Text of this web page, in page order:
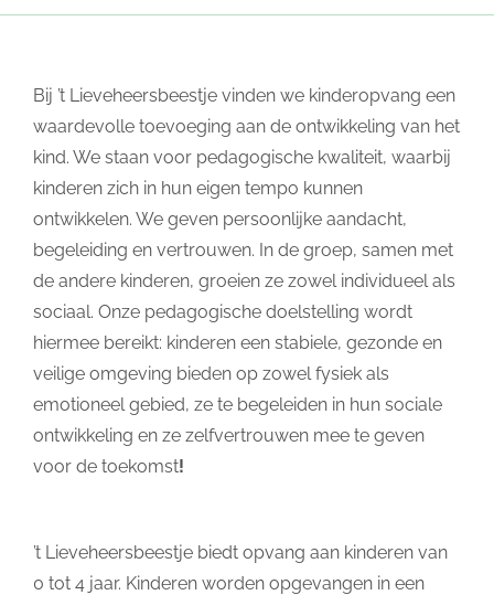
Bij ’t Lieveheersbeestje vinden we kinderopvang een
waardevolle toevoeging aan de ontwikkeling van het
kind. We staan voor pedagogische kwaliteit, waarbij
kinderen zich in hun eigen tempo kunnen
ontwikkelen. We geven persoonlijke aandacht,
begeleiding en vertrouwen. In de groep, samen met
de andere kinderen, groeien ze zowel individueel als
sociaal. Onze pedagogische doelstelling wordt
hiermee bereikt: kinderen een stabiele, gezonde en
veilige omgeving bieden op zowel fysiek als
emotioneel gebied, ze te begeleiden in hun sociale
ontwikkeling en ze zelfvertrouwen mee te geven
voor de toekomst!
’t Lieveheersbeestje biedt opvang aan kinderen van
0 tot 4 jaar. Kinderen worden opgevangen in een